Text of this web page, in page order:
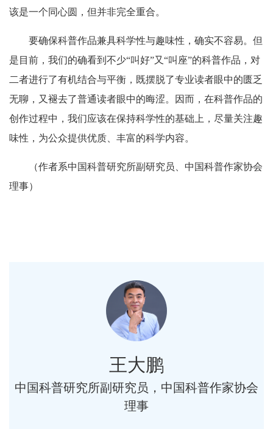
该是一个同心圆，但并非完全重合。
要确保科普作品兼具科学性与趣味性，确实不容易。但
是目前，我们的确看到不少“叫好”又“叫座”的科普作品，对
二者进行了有机结合与平衡，既摆脱了专业读者眼中的匮乏
无聊，又褪去了普通读者眼中的晦涩。因而，在科普作品的
创作过程中，我们应该在保持科学性的基础上，尽量关注趣
味性，为公众提供优质、丰富的科学内容。
（作者系中国科普研究所副研究员、中国科普作家协会
理事）
王大鹏
中国科普研究所副研究员，中国科普作家协会
理事